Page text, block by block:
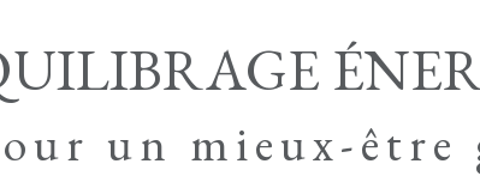
un mieux-être